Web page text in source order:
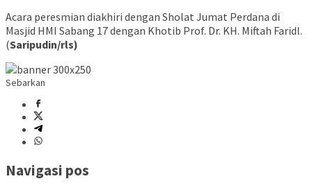
Acara peresmian diakhiri dengan Sholat Jumat Perdana di
Masjid HMI Sabang 17 dengan Khotib Prof. Dr. KH. Miftah Faridl.
(Saripudin/rls)
Sebarkan
Navigasi pos